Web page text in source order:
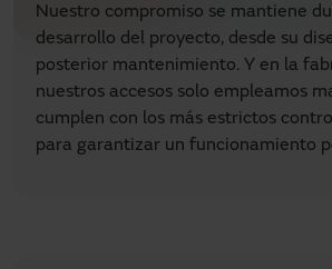
Nuestro compromiso se mantiene
desarrollo del proyecto, desde su
posterior mantenimiento. Y en la
nuestros accesos solo empleamos
cumplen con los más estrictos
para garantizar un funcionamiento